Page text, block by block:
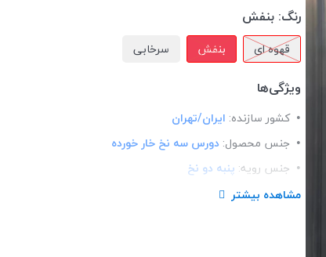
رنگ: بنفش
قهوه ای بنفش سرخابی
ویژگی‌ها
کشور سازنده: ایران/تهران
جنس محصول: دورس سه نخ خار خورده
جنس رویه: پنبه دو نخ
جنس داخلی: دورس سه نخ مشاهده بیشتر